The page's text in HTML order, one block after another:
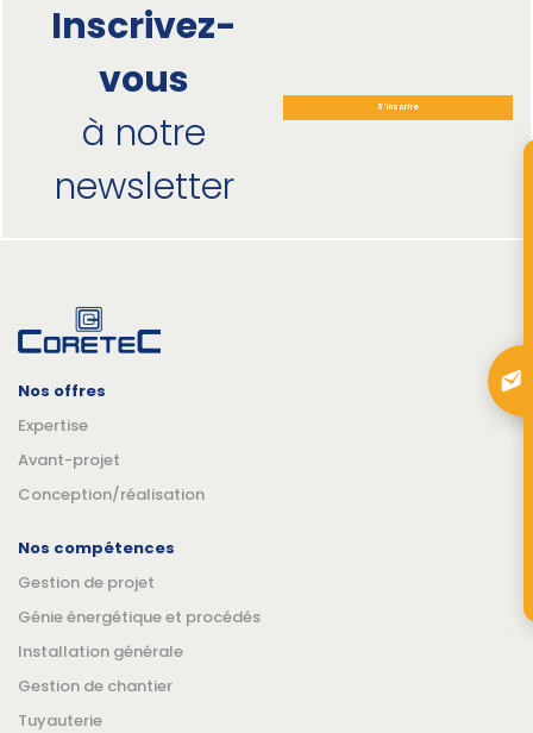
Inscrivez-
vous
à notre
newsletter
S'inscrire
Nos offres
Expertise
Avant-projet
Conception/réalisation
Nos compétences
Gestion de projet
Génie énergétique et procédés
Installation générale
Gestion de chantier
Tuyauterie